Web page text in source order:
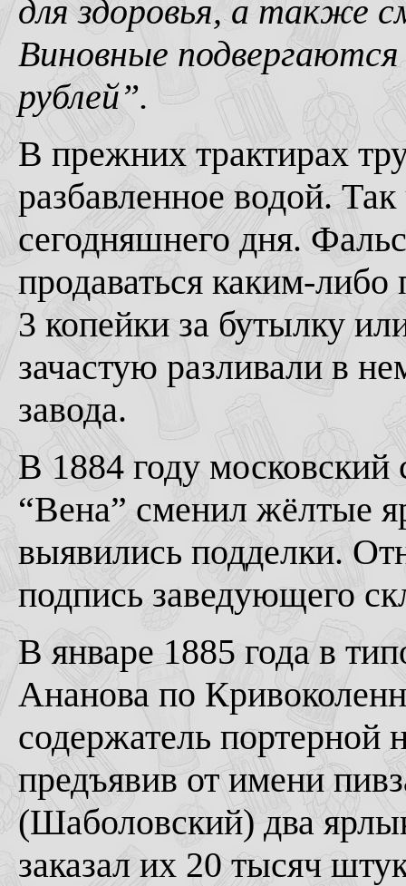
для здоровья, а также
Виновные
рублей”.
В прежних трактирах
разбавленное водой.
сегодняшнего дня.
продаваться каким-
3 копейки за бутылку
зачастую разливали в
завода.
В 1884 году московский
“Вена” сменил жёлтые
выявились подделки.
подпись заведующего
В январе 1885 года в
Ананова по
содержатель портерной
предъявив от имени
(Шаболовский) два
заказал их 20 тысяч